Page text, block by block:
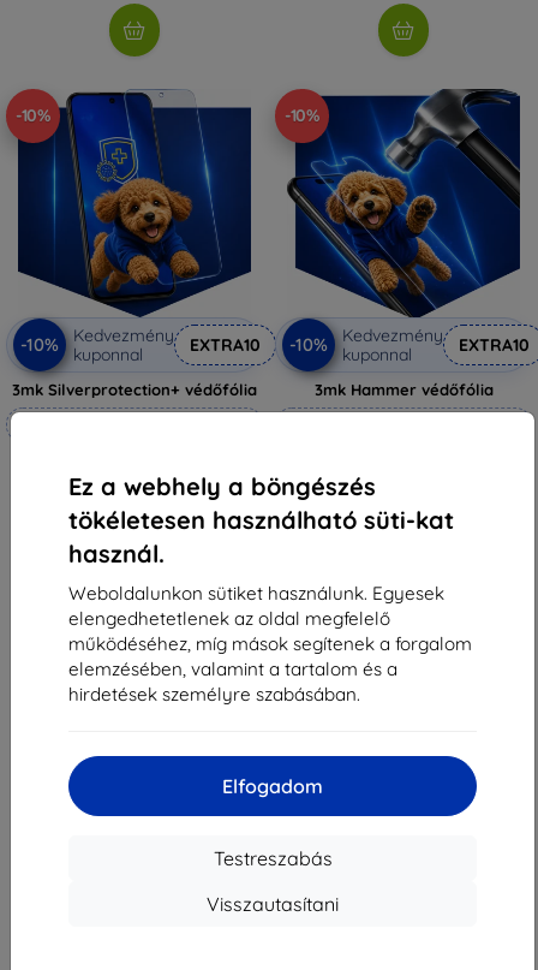
Ez a webhely a böngészés
tökéletesen használható süti-kat
használ.
Weboldalunkon sütiket használunk. Egyesek
elengedhetetlenek az oldal megfelelő
működéséhez, míg mások segítenek a forgalom
elemzésében, valamint a tartalom és a
hirdetések személyre szabásában.
Elfogadom
Testreszabás
Visszautasítani
-10%
-10%
Kedvezmény
kuponnal
EXTRA10
3mk Silverprotection+ védőfólia
5 931 Ft
Raktáron > 5 darab
-10%
-10%
Kedvezmény
kuponnal
EXTRA10
3mk Hammer védőfólia
6 291 Ft
Raktáron 4 darab
Összes találat6.